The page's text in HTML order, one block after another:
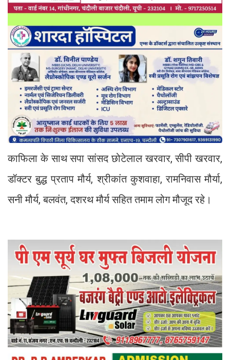
काफिला के साथ सपा सांसद छोटेलाल खरवार, सीपी खरवार,
डॉक्टर बुद्ध प्रताप मौर्य, श्रीकांत कुशवाहा, रामनिवास मौर्या,
सनी मौर्य, बलवंत, दशरथ मौर्य सहित तमाम लोग मौजूद रहे।